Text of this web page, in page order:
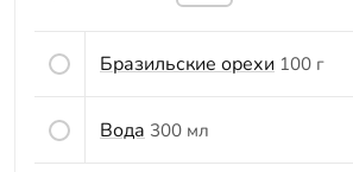
Бразильские орехи 100 г
Вода 300 мл